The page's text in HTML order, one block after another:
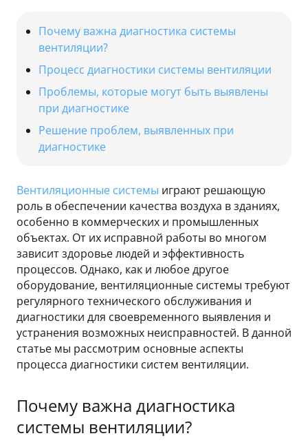
Вентиляционные системы играют решающую
роль в обеспечении качества воздуха в зданиях,
особенно в коммерческих и промышленных
объектах. От их исправной работы во многом
зависит здоровье людей и эффективность
процессов. Однако, как и любое другое
оборудование, вентиляционные системы требуют
регулярного технического обслуживания и
диагностики для своевременного выявления и
устранения возможных неисправностей. В данной
статье мы рассмотрим основные аспекты
процесса диагностики систем вентиляции.
Почему важна диагностика
системы вентиляции?
Почему важна диагностика системы
вентиляции?
Процесс диагностики системы вентиляции
Проблемы, которые могут быть выявлены
при диагностике
Решение проблем, выявленных при
диагностике